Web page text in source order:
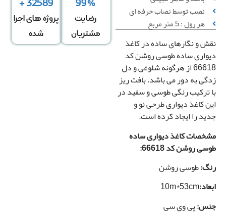
نصب توسط نصاب حرفه ای
هر رول : 5 متر مربع
تعداد
رول
اساس متراژ
دیوار
اساس متراژ
منزل
تعداد رول
قیمت کل
0تومان
رزرو
نصب
دیواری
*
و نگارهای ساده در کاغذ
ساده طوسی روشن کد
66618 از هرگونه شلوغی و دل
به دور می باشد. بافت ریز
ترکیب رنگی طوسی و سفید در
کاغذ دیواری طرحی نو و
را ایجاد کرده است.
کاغذ دیواری ساده
روشن کد 66618:
طوسی روشن
10m*53cm
پی وی سی
99%
رضایت
مشتریان
32589 +
پروژه های اجرا